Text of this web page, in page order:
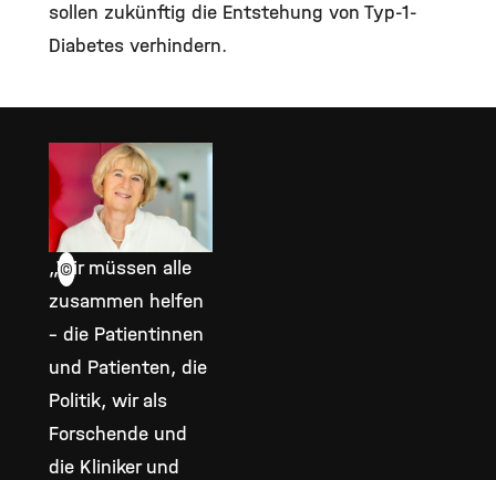
sollen zukünftig die Entstehung von Typ-1-
Diabetes verhindern.
„Wir müssen alle
zusammen helfen
– die Patientinnen
und Patienten, die
Politik, wir als
Forschende und
die Kliniker und
©